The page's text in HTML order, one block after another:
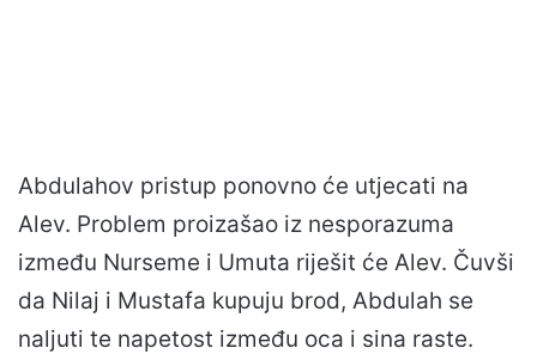
Abdulahov pristup ponovno će utjecati na
Alev. Problem proizašao iz nesporazuma
između Nurseme i Umuta riješit će Alev. Čuvši
da Nilaj i Mustafa kupuju brod, Abdulah se
naljuti te napetost između oca i sina raste.